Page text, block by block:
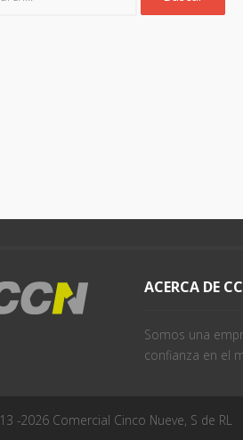
ACERCA DE
Somos una
confianza en el
-2026 Comercial Cinco Nueve, S de RL